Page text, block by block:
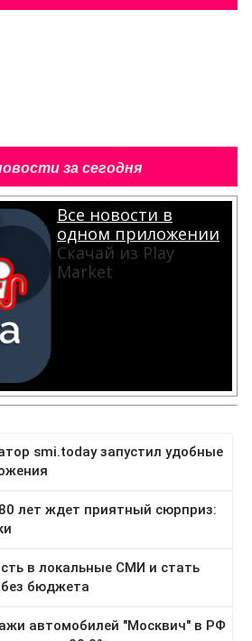
за сегодня
Все новости в
одном приложении
Скачай из Play
Market